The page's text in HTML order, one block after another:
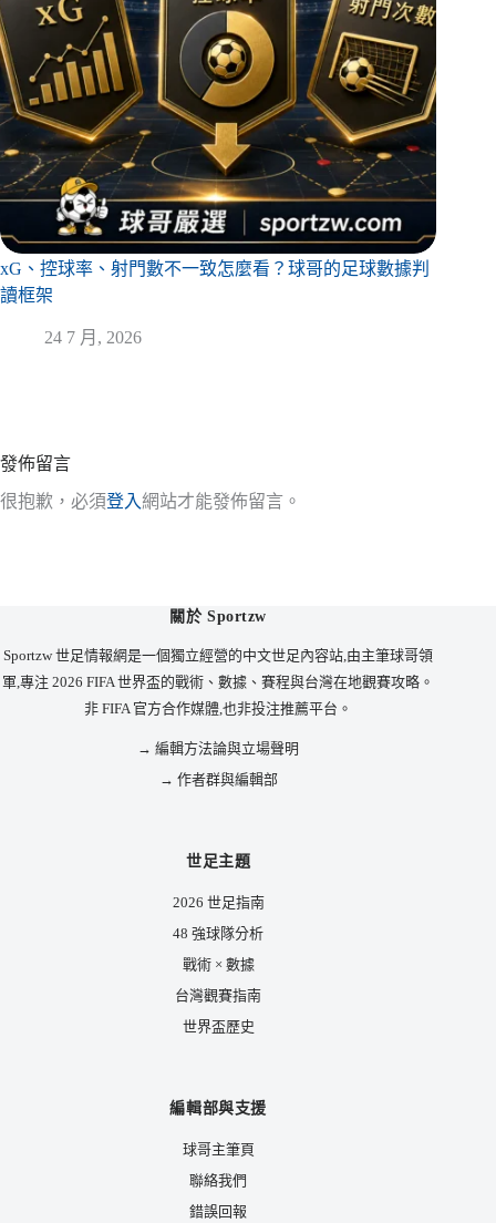
xG、控球率、射門數不一致怎麼看？球哥的足球數據判
讀框架
24 7 月, 2026
發佈留言
很抱歉，必須登入網站才能發佈留言。
關於 Sportzw
Sportzw 世足情報網是一個獨立經營的中文世足內容站,由主筆球哥領
軍,專注 2026 FIFA 世界盃的戰術、數據、賽程與台灣在地觀賽攻略。
非 FIFA 官方合作媒體,也非投注推薦平台。
→ 編輯方法論與立場聲明
→ 作者群與編輯部
世足主題
2026 世足指南
48 強球隊分析
戰術 × 數據
台灣觀賽指南
世界盃歷史
編輯部與支援
球哥主筆頁
聯絡我們
錯誤回報